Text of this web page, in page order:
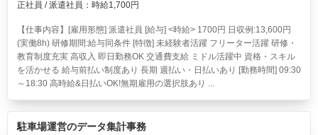
正社員 / 派遣社員：時給1,700円
【仕事内容】[雇用形態] 派遣社員 [給与] <時給> 1700円 日収例:13,600円
(実働8h) 研修期間:給与同条件 [特徴] 未経験者活躍 フリーター活躍 研修・
教育制度充実 高収入 即日勤務OK 交通費支給 ミドル活躍中 資格・スキル
を活かせる 給与前払い制度あり 長期 週払い・日払いあり [勤務時間] 09:30
～18:30 高時給&日払いOK!無期雇用の選択肢あり ...
駐車場運営のデータ集計事務